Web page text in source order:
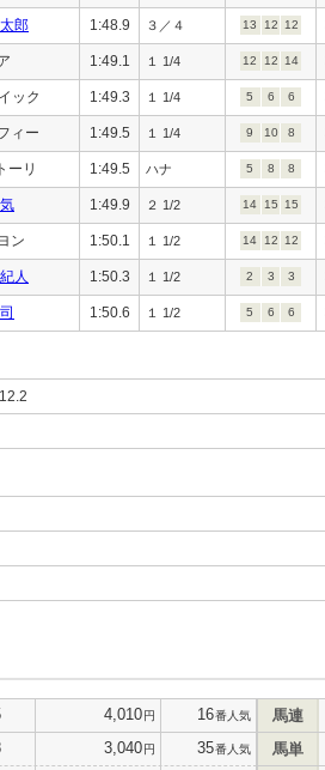
郎 1:48.9 ３／４ 13 12 12
1:49.1 １ 1/4 12 12 14
ック 1:49.3 １ 1/4 5 6 6
ィー 1:49.5 １ 1/4 9 10 8
ーリ 1:49.5 ハナ 5 8 8
1:49.9 ２ 1/2 14 15 15
ン 1:50.1 １ 1/2 14 12 12
人 1:50.3 １ 1/2 2 3 3
1:50.6 １ 1/2 5 6 6
4,010円 16番人気
3,040円 35番人気
馬連
馬単